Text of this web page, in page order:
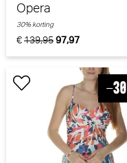
Opera
€139,9597,97
30% korting